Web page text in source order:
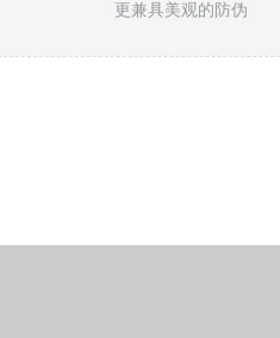
更兼具美观的防伪